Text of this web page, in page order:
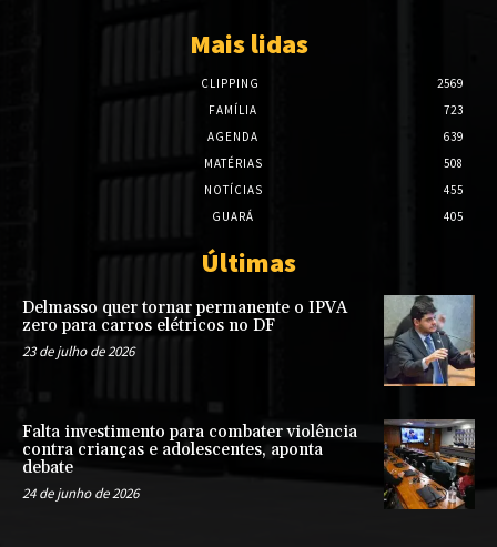
Mais lidas
CLIPPING
2569
FAMÍLIA
723
AGENDA
639
MATÉRIAS
508
NOTÍCIAS
455
GUARÁ
405
Últimas
Delmasso quer tornar permanente o IPVA
zero para carros elétricos no DF
23 de julho de 2026
Falta investimento para combater violência
contra crianças e adolescentes, aponta
debate
24 de junho de 2026